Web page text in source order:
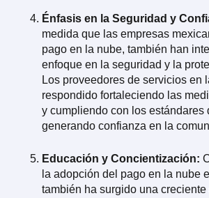
Énfasis en la Seguridad y
medida que las empresas
pago en la nube, también han
enfoque en la seguridad y la
Los proveedores de servicios en
respondido fortaleciendo las
y cumpliendo con los estándares
generando confianza en la
Educación y Concientización:
la adopción del pago en la nube
también ha surgido una